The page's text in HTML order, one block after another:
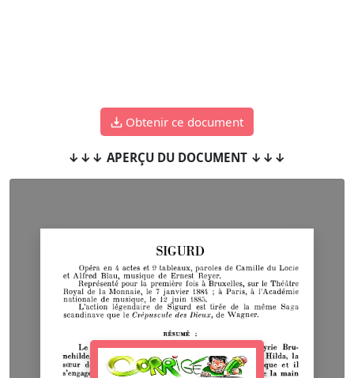
Obtenir ce document
↓↓↓ APERÇU DU DOCUMENT ↓↓↓